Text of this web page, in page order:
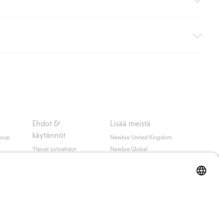
(ei koske kotiinkuljetusta). Toimituskulut
Ehdot &
käytännöt
Yleiset ostoehdot
Lisää meistä
Newbie United Kingdom
Newbie Global